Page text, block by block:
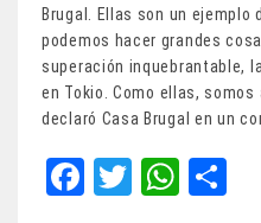
Brugal. Ellas son un ejemplo
podemos hacer grandes
superación inquebrantable,
en Tokio. Como ellas,
declaró Casa Brugal en un
Fa T
W